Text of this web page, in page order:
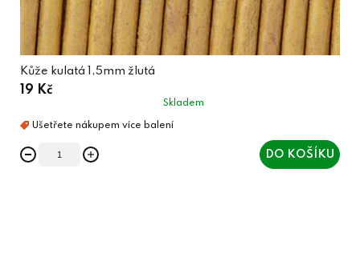
Kůže kulatá 1,5mm žlutá
19 Kč
Skladem
DO KOŠÍKU